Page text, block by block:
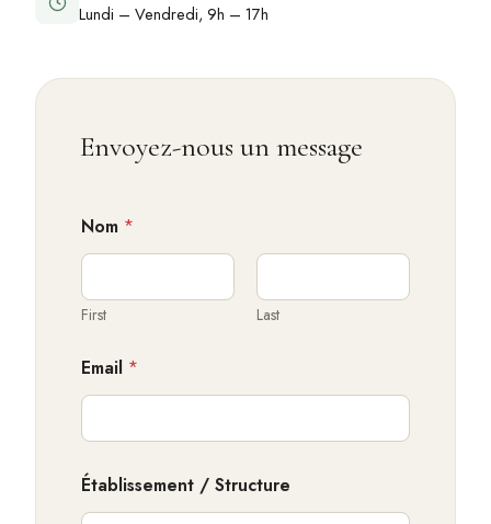
Lundi – Vendredi, 9h – 17h
Envoyez-nous un message
Nom *
First Last
Email *
S
t
r
Établissement / Structure